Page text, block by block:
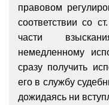
правовом
соответствии со
части
немедленному
сразу получить
его в службу
дожидаясь ни